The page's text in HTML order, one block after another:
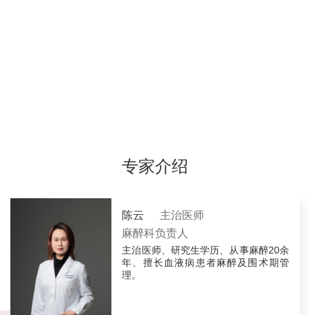
专家介绍
陈云
主治医师
麻醉科负责人
主治医师、研究生学历、从事麻醉20余
年、擅长血液病患者麻醉及围术期管
理。